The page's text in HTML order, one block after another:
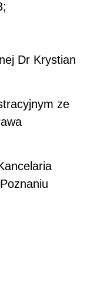
Dr Krystian
ze